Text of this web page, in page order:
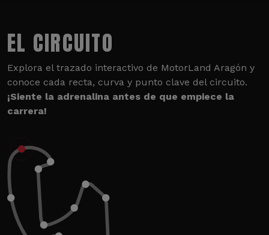
EL CIRCUITO
Explora el trazado interactivo de MotorLand Aragón y
conoce cada recta, curva y punto clave del circuito.
¡Siente la adrenalina antes de que empiece la
carrera!